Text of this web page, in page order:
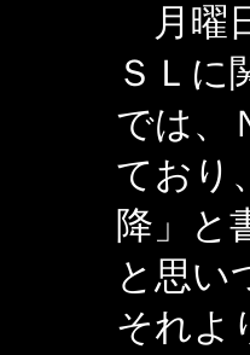
月曜
ＳＬに
では、
ており
降」と
と思い
それよ